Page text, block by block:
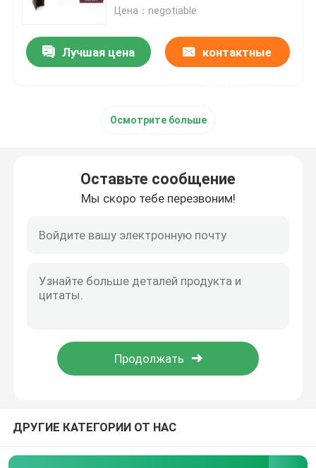
Контактные линзы незримых чернил
Анализатор покера
Блок развертки покера
Маркированные карточки покера
Програмное обеспечение анализа покера
Цена：negotiable
Лучшая цена контактные
Осмотрите больше
Оставьте сообщение
Мы скоро тебе перезвоним!
ДРУГИЕ КАТЕГОРИИ ОТ НАС